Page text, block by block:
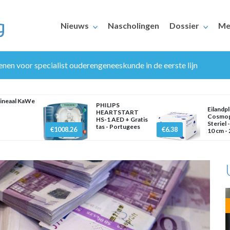
Nieuws Nascholingen Dossier
voor specialist ouderengeneeskunde in de eerste lijn
KaWe
€1008.26
PHILIPS
HEARTSTART
HS-1 AED + Gratis
tas - Portugees
€6.38
Steriel
10 cm -